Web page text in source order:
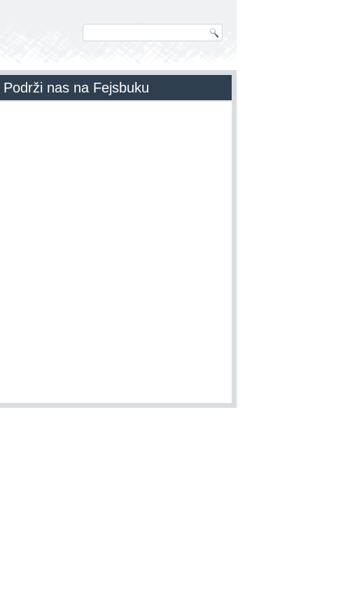
Podrži nas na Fejsbuku